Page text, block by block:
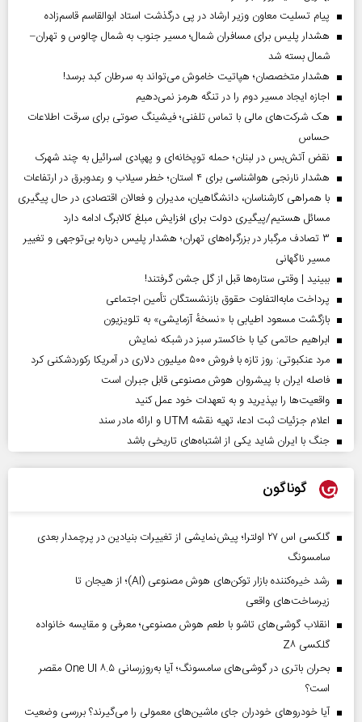
پیام تسلیت معاون وزیر ارشاد در پی درگذشت استاد ابوالقاسم قاسم‌زاده
هشدار پلیس برای مسافران شمال؛ مسیر جنوب به شمال چالوس و تهران–
شمال بسته شد
هشدار متخصصان؛ هپاتیت خاموش می‌تواند به سرطان کبد برسد!
اجازه ایجاد مسیر دوم را در تنگه هرمز نمی‌دهیم
هک شرکت‌های مالی با تماس تلفنی؛ فیشینگ صوتی برای سرقت اطلاعات
حساس
نقض آتش‌بس در لبنان؛ حمله توپخانه‌ای و پهپادی اسرائیل به چند شهرک
هشدار نارنجی هواشناسی برای ۴ استان؛ خطر سیلاب و رعدوبرق در ارتفاعات
با همراهی کارشناسان، دانشگاهیان، مدیران و فعالان اقتصادی در حال پیگیری
مسائل هستیم/پیگیری دولت برای افزایش مبلغ کالابرگ ادامه دارد
۳ تصادف مرگبار در بزرگراه‌های تهران؛ هشدار پلیس درباره بی‌توجهی و تغییر
مسیر ناگهانی
ببینید | وقتی ستاره‌ها قبل از گل جشن گرفتند!
پرداخت مابه‌التفاوت حقوق بازنشستگان تأمین اجتماعی
بازگشت مسعود اطیابی با «نسخهٔ آزمایشی» به تلویزیون
ابراهیم حاتمی کیا با خاکستر سبز در شبکه نمایش
مرد عنکبوتی: روز تازه با فروش ۵۰۰ میلیون دلاری در آمریکا رکوردشکنی کرد
فاصله ایران با پیشرو‌ان هوش مصنوعی قابل جبران است
واقعیت‌ها را بپذیرید و به تعهدات خود عمل کنید
اعلام جزئیات ثبت ادعا، تهیه نقشه UTM و ارائه مادر سند
جنگ با ایران شاید یکی از اشتباه‌های تاریخی باشد
گوناگون
گلکسی اس ۲۷ اولترا؛ پیش‌نمایشی از تغییرات بنیادین در پرچمدار بعدی
سامسونگ
رشد خیره‌کننده بازار توکن‌های هوش مصنوعی (AI)؛ از هیجان تا
زیرساخت‌های واقعی
انقلاب گوشی‌های تاشو‌ با طعم هوش مصنوعی؛ معرفی و مقایسه خانواده
گلکسی Z۸
بحران باتری در گوشی‌های سامسونگ؛ آیا به‌روزرسانی One UI ۸.۵ مقصر
است؟
آیا خودروهای خودران جای ماشین‌های معمولی را می‌گیرند؟ بررسی وضعیت